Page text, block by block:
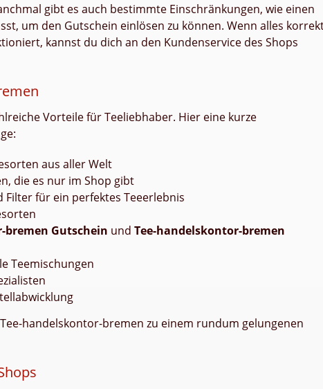
gibt es auch bestimmte Einschränkungen, wie einen
um den Gutschein einlösen zu können. Wenn alles
kannst du dich an den Kundenservice des Shops
Vorteile für Teeliebhaber. Hier eine kurze
aus aller Welt
die es nur im Shop gibt
Filter für ein perfektes Teeerlebnis
bremen Gutschein und Tee-handelskontor-bremen
Teemischungen
handelskontor-bremen zu einem rundum gelungenen